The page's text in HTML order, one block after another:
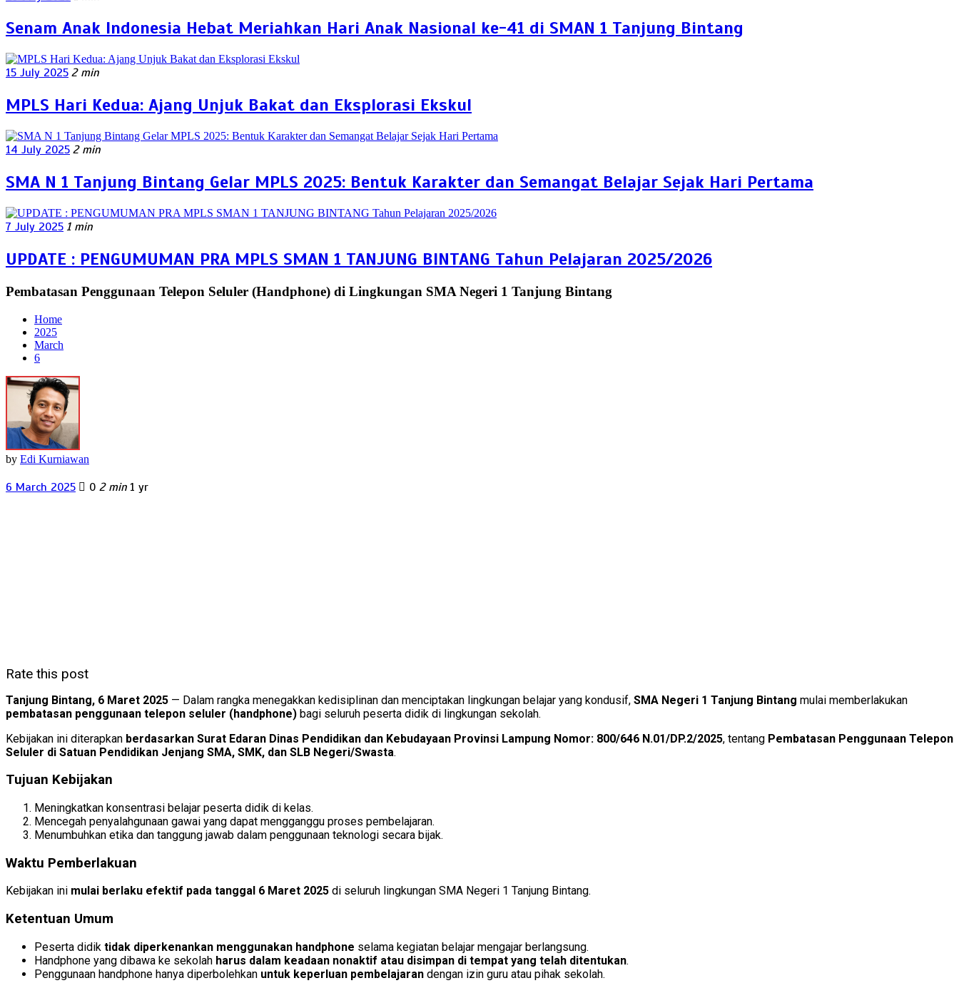
Senam Anak Indonesia Hebat Meriahkan Hari Anak Nasional ke-41 di SMAN 1 Tanjung Bintang
15 July 2025 2 min
MPLS Hari Kedua: Ajang Unjuk Bakat dan Eksplorasi Ekskul
14 July 2025 2 min
SMA N 1 Tanjung Bintang Gelar MPLS 2025: Bentuk Karakter dan Semangat Belajar Sejak Hari Pertama
7 July 2025 1 min
UPDATE : PENGUMUMAN PRA MPLS SMAN 1 TANJUNG BINTANG Tahun Pelajaran 2025/2026
Pembatasan Penggunaan Telepon Seluler (Handphone) di Lingkungan SMA Negeri 1 Tanjung Bintang
Home
2025
March
6
by Edi Kurniawan
6 March 2025 0 2 min 1 yr
Rate this post
Tanjung Bintang, 6 Maret 2025 — Dalam rangka menegakkan kedisiplinan dan menciptakan lingkungan belajar yang kondusif, SMA Negeri 1 Tanjung Bintang mulai memberlakukan
pembatasan penggunaan telepon seluler (handphone) bagi seluruh peserta didik di lingkungan sekolah.
Kebijakan ini diterapkan berdasarkan Surat Edaran Dinas Pendidikan dan Kebudayaan Provinsi Lampung Nomor: 800/646 N.01/DP.2/2025, tentang Pembatasan Penggunaan Telepon
Seluler di Satuan Pendidikan Jenjang SMA, SMK, dan SLB Negeri/Swasta.
Tujuan Kebijakan
Meningkatkan konsentrasi belajar peserta didik di kelas.
Mencegah penyalahgunaan gawai yang dapat mengganggu proses pembelajaran.
Menumbuhkan etika dan tanggung jawab dalam penggunaan teknologi secara bijak.
Waktu Pemberlakuan
Kebijakan ini mulai berlaku efektif pada tanggal 6 Maret 2025 di seluruh lingkungan SMA Negeri 1 Tanjung Bintang.
Ketentuan Umum
Peserta didik tidak diperkenankan menggunakan handphone selama kegiatan belajar mengajar berlangsung.
Handphone yang dibawa ke sekolah harus dalam keadaan nonaktif atau disimpan di tempat yang telah ditentukan.
Penggunaan handphone hanya diperbolehkan untuk keperluan pembelajaran dengan izin guru atau pihak sekolah.